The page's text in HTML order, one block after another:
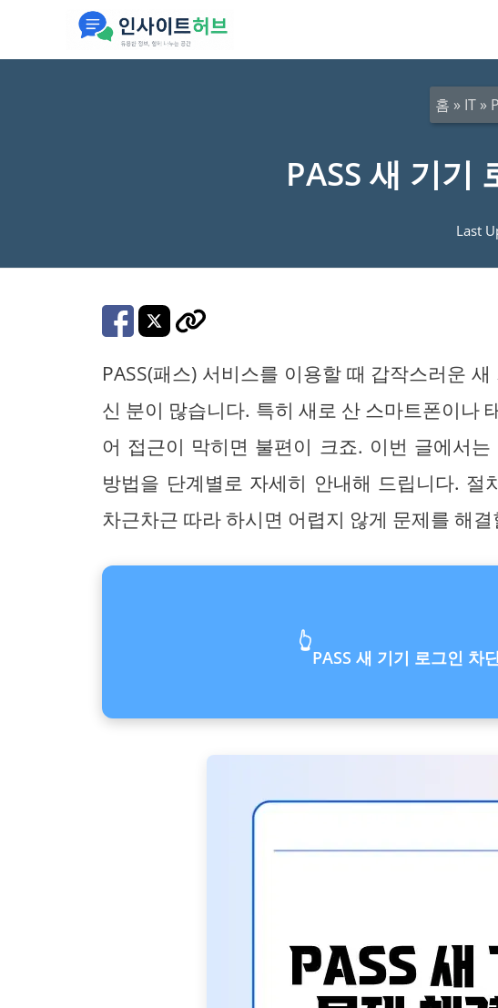
홈 » IT»
PASS 새 기기
Last
PASS(패스) 서비스를 이용할 때 갑작스러운
신 분이 많습니다. 특히 새로 산 스마트폰이나
어 접근이 막히면 불편이 크죠. 이번 글에서는
방법을 단계별로 자세히 안내해 드립니다. 절
차근차근 따라 하시면 어렵지 않게 문제를 해
👆
PASS 새 기기 로그인 차